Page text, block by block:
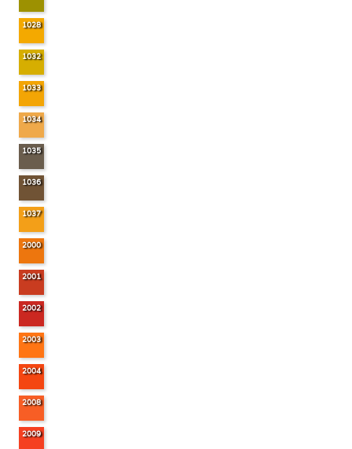
1028
1032
1033
1034
1035
1036
1037
2000
2001
2002
2003
2004
2008
2009